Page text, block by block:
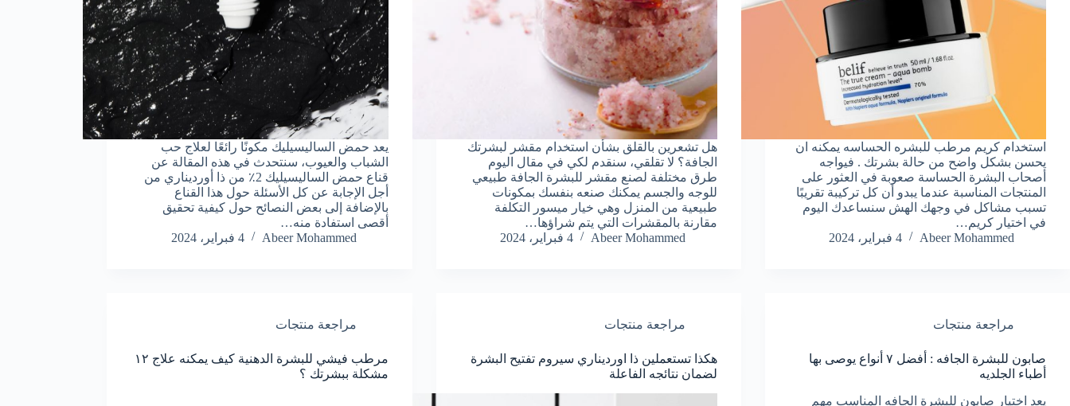
استخدام كريم مرطب للبشره الحساسه يمكنه ان
يحسن بشكل واضح من حالة بشرتك . فيواجه
أصحاب البشرة الحساسة صعوبة في العثور على
المنتجات المناسبة عندما يبدو أن كل تركيبة تقريبًا
تسبب مشاكل في وجهك الهش سنساعدك اليوم
في اختيار كريم…
Abeer Mohammed
4 فبراير، 2024
هل تشعرين بالقلق بشأن استخدام مقشر لبشرتك
الجافة؟ لا تقلقي، سنقدم لكي في مقال اليوم
طرق مختلفة لصنع مقشر للبشرة الجافة طبيعي
للوجه والجسم يمكنك صنعه بنفسك بمكونات
طبيعية من المنزل وهي خيار ميسور التكلفة
مقارنة بالمقشرات التي يتم شراؤها…
Abeer Mohammed
4 فبراير، 2024
يعد حمض الساليسيليك مكونًا رائعًا لعلاج حب
الشباب والعيوب، سنتحدث في هذه المقالة عن
قناع حمض الساليسيليك 2٪ من ذا أورديناري من
أجل الإجابة عن كل الأسئلة حول هذا القناع
بالإضافة إلى بعض النصائح حول كيفية تحقيق
أقصى استفادة منه…
Abeer Mohammed
4 فبراير، 2024
مراجعة منتجات
صابون للبشرة الجافه : أفضل ٧ أنواع يوصى بها
أطباء الجلديه
يعد اختيار صابون للبشرة الجافه المناسب مهم
مراجعة منتجات
هكذا تستعملين ذا اورديناري سيروم تفتيح البشرة
لضمان نتائجه الفاعلة
مراجعة منتجات
مرطب فيشي للبشرة الدهنية كيف يمكنه علاج ١٢
مشكلة ببشرتك ؟